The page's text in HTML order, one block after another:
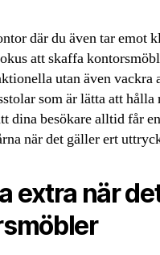
där du även tar emot
att skaffa
utan även vackra
som är lätta att hålla
dina besökare alltid får
när det gäller ert
extra när